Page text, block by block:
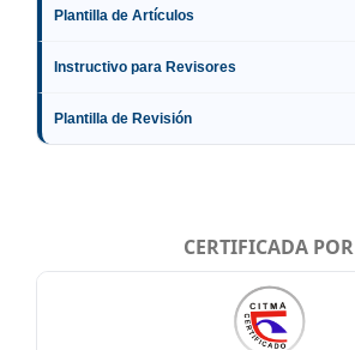
Plantilla de Artículos
Instructivo para Revisores
Plantilla de Revisión
CERTIFICADA POR